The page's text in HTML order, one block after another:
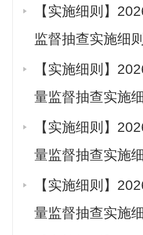
【实施细则】
监督抽查实施细则
【实施细则】
量监督抽查实施
【实施细则】
量监督抽查实施
【实施细则】
量监督抽查实施